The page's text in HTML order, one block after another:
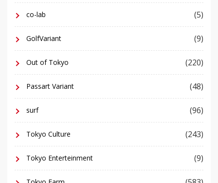
co-lab (5)
GolfVariant (9)
Out of Tokyo (220)
Passart Variant (48)
surf (96)
Tokyo Culture (243)
Tokyo Enterteinment (9)